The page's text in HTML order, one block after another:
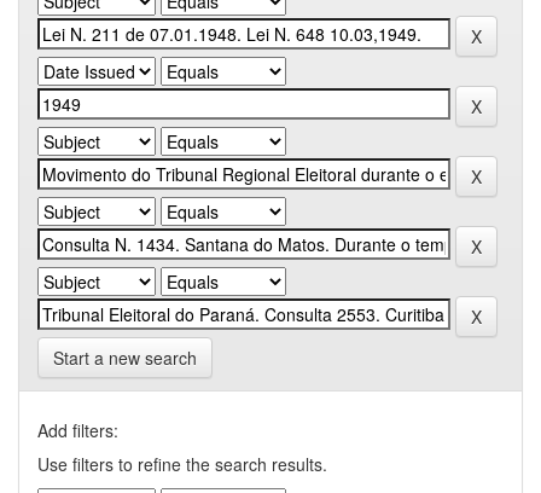
Start a new search
Add filters:
Use filters to refine the search results.